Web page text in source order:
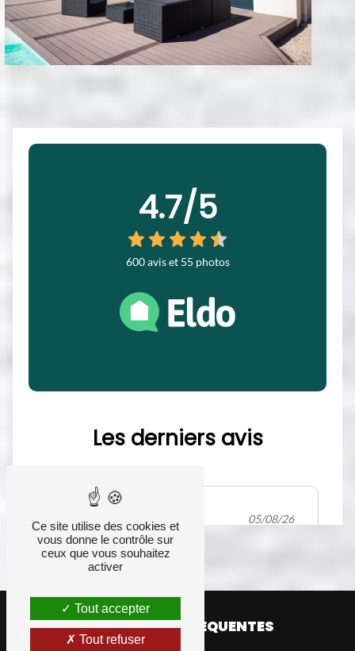
RECHERCHES FRÉQUENTES
Ce site utilise des cookies et
vous donne le contrôle sur
ceux que vous souhaitez
activer
Tout accepter
Tout refuser